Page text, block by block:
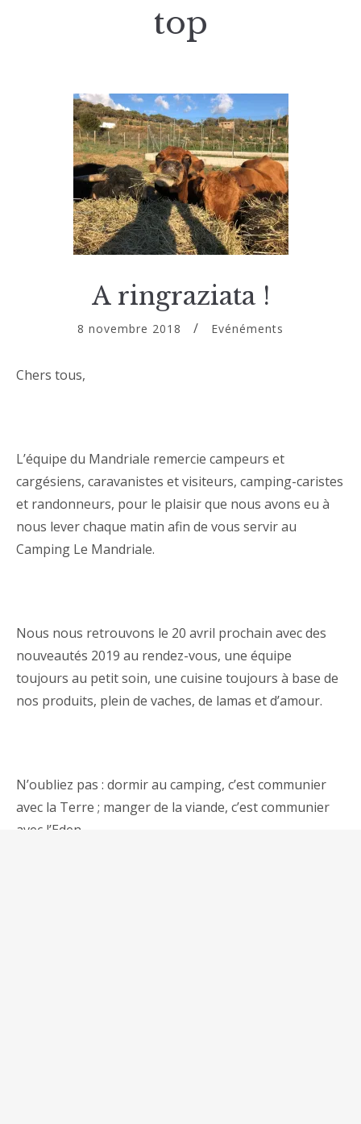
top
A ringraziata !
8 novembre 2018 Evénéments
Chers tous,
L’équipe du Mandriale remercie campeurs et
cargésiens, caravanistes et visiteurs, camping-caristes
et randonneurs, pour le plaisir que nous avons eu à
nous lever chaque matin afin de vous servir au
Camping Le Mandriale.
Nous nous retrouvons le 20 avril prochain avec des
nouveautés 2019 au rendez-vous, une équipe
toujours au petit soin, une cuisine toujours à base de
nos produits, plein de vaches, de lamas et d’amour.
N’oubliez pas : dormir au camping, c’est communier
avec la Terre ; manger de la viande, c’est communier
avec l’Eden